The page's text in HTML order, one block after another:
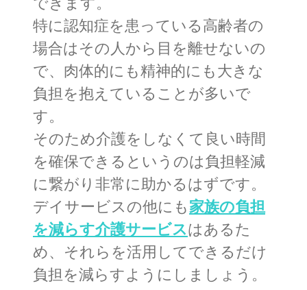
特に認知症を患っている高齢者の
場合はその人から目を離せないの
で、肉体的にも精神的にも大きな
負担を抱えていることが多いで
す。
そのため介護をしなくて良い時間
を確保できるというのは負担軽減
に繋がり非常に助かるはずです。
デイサービスの他にも家族の負担
を減らす介護サービスはあるた
め、それらを活用してできるだけ
負担を減らすようにしましょう。